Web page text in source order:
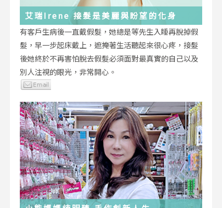
艾瑞Irene 接髮是美麗與盼望的化身
有客戶生病後一直戴假髮，她總是等先生入睡再脫掉假
髮，早一步起床戴上，遮掩著生活聽起來很心疼，接髮
後她終於不再害怕脫去假髮必須面對最真實的自己以及
別人注視的眼光，非常開心。